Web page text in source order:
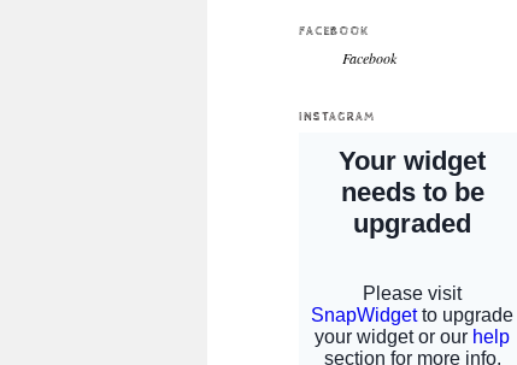
FACEBOOK
Facebook
INSTAGRAM